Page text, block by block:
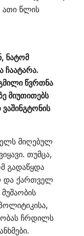
ათი წლის
ნატომ
ჩაატარა.
წვრთნა
მიუთითებს
მიღებულ
თუმცა,
გადაწყდა
და ქართველ
ჩრდილს